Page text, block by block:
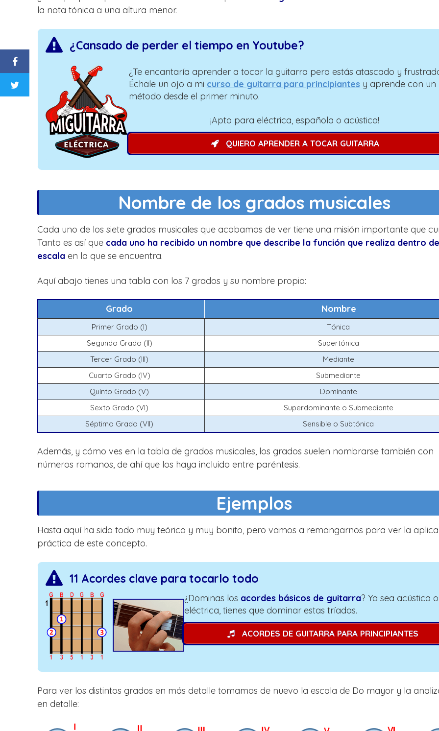
la nota tónica a una altura menor.
¿Cansado de perder el tiempo en Youtube?
¿Te encantaría aprender a tocar la guitarra pero estás atascado y
Échale un ojo a mi curso de guitarra para principiantes y aprende con un
método desde el primer minuto.
¡Apto para eléctrica, española o acústica!
QUIERO APRENDER A TOCAR GUITARRA
Nombre de los grados musicales
Cada uno de los siete grados musicales que acabamos de ver tiene una misión importante que
Tanto es así que cada uno ha recibido un nombre que describe la función que realiza dentro
escala en la que se encuentra.
Aquí abajo tienes una tabla con los 7 grados y su nombre propio:
Grado Nombre
Primer Grado (I)
Tónica
Segundo Grado (II)
Supertónica
Tercer Grado (III)
Mediante
Cuarto Grado (IV)
Submediante
Quinto Grado (V)
Dominante
Sexto Grado (VI)
Superdominante o Submediante
Séptimo Grado (VII)
Sensible o Subtónica
Además, y cómo ves en la tabla de grados musicales, los grados suelen nombrarse también con
números romanos, de ahí que los haya incluido entre paréntesis.
Ejemplos
Hasta aquí ha sido todo muy teórico y muy bonito, pero vamos a remangarnos para ver la
práctica de este concepto.
11 Acordes clave para tocarlo todo
¿Dominas los acordes básicos de guitarra? Ya sea acústica o
eléctrica, tienes que dominar estas tríadas.
ACORDES DE GUITARRA PARA PRINCIPIANTES
Para ver los distintos grados en más detalle tomamos de nuevo la escala de Do mayor y la
en detalle: